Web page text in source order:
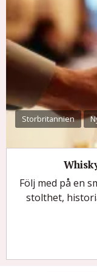
Storbritannien
Följ med på en
stolthet,